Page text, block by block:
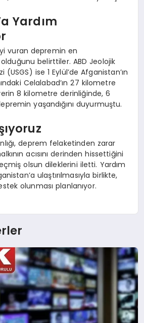
Yardım
vuran depremin en
belirttiler. ABD Jeolojik
(USGS) ise 1 Eylül’de Afganistan’ın
Celalabad’ın 27 kilometre
8 kilometre derinliğinde, 6
yaşandığını duyurmuştu.
deprem felaketinden zarar
acısını derinden hissettiğini
olsun dileklerini iletti. Yardım
ulaştırılmasıyla birlikte,
olunması planlanıyor.